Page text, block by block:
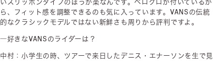
いスリッポンタイプのほうが楽なんです。ベロクロが付いているか
ら、フィット感を調整できるのも気に入っています。VANSの伝統
的なクラシックモデルではない新鮮さも周りから評判ですよ。
―好きなVANSのライダーは？
中村：小学生の時、ツアーで来日したデニス・エナーソンを生で見